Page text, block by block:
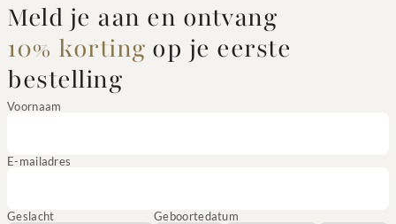
Meld je aan en ontvang
10% korting op je eerste
bestelling
Voornaam
E-mailadres
Geslacht Geboortedatum